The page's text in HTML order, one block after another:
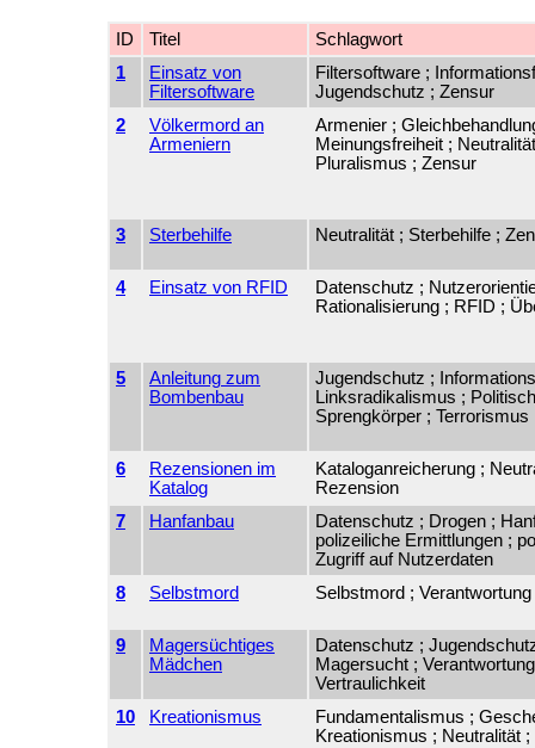
ID Titel
Schlagwort
1
Einsatz von
Filtersoftware
Filtersoftware ;
Jugendschutz ; Zensur
2
Völkermord an
Armeniern
Armenier ;
Meinungsfreiheit ;
Pluralismus ; Zensur
3 Sterbehilfe Neutralität ; Sterbehilfe ;
4 Einsatz von RFID
Datenschutz ;
Rationalisierung ; RFID ;
5
Anleitung zum
Bombenbau
Jugendschutz ;
Linksradikalismus ;
Sprengkörper ; Terrorismus
6
Rezensionen im
Katalog
Kataloganreicherung ;
Rezension
7
Hanfanbau
Datenschutz ; Drogen ;
polizeiliche Ermittlungen ;
Zugriff auf Nutzerdaten
8
Selbstmord Selbstmord ;
9
Magersüchtiges
Mädchen
Datenschutz ;
Magersucht ;
Vertraulichkeit
10
Kreationismus
Fundamentalismus ;
Kreationismus ; Neutralität ;